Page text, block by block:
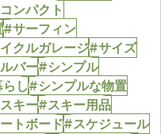
ンパクト
#サーフィン
クルガレージ#サイズ
バー#シンプル
し#シンプルな物置
キー#スキー用品
トボード#スケジュール